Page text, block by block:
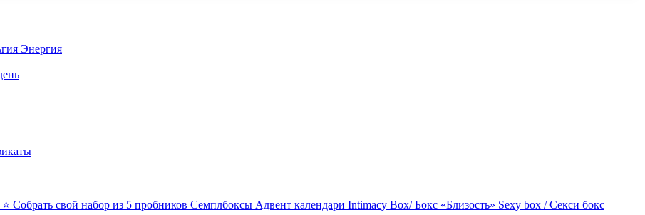
Энергия
⭐ Собрать свой набор из 5 пробников Семплбоксы Адвент календари Intimacy Box/ Бокс «Близость» Sexy box / Секси бокс